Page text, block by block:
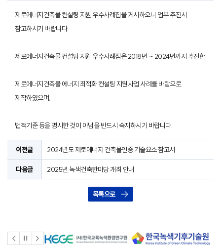
제로에너지건축물 컨설팅 지원 우수사례집을 게시하오니 업무 추진시
참고하시기 바랍니다.
제로에너지건축물 컨설팅 지원 우수사례집은 2018년 ~ 2024년까지 추진한
제로에너지건축물 에너지 최적화 컨설팅 지원사업 사례를 바탕으로
제작하였으며,
법적기준 등을 명시한 것이 아님을 반드시 숙지하시기 바랍니다.
이전글 2024년도 제로에너지 건축물인증 기술요소 참고서
다음글 2025년 녹색건축한마당 개최 안내
목록으로